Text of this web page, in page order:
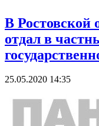
В Ростовской
отдал в
25.05.2020 14:35